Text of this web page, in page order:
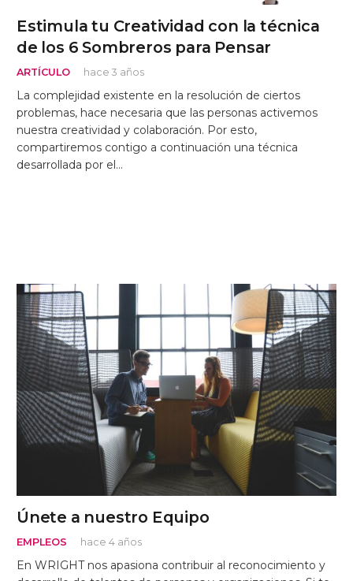
Estimula tu Creatividad con la técnica
de los 6 Sombreros para Pensar
ARTÍCULO hace 3 años
La complejidad existente en la resolución de ciertos
problemas, hace necesaria que las personas activemos
nuestra creatividad y colaboración. Por esto,
compartiremos contigo a continuación una técnica
desarrollada por el…
Únete a nuestro Equipo
EMPLEOS hace 4 años
En WRIGHT nos apasiona contribuir al reconocimiento y